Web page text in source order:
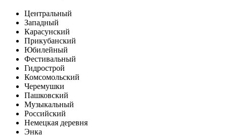
Центральный
Западный
Карасунский
Прикубанский
Юбилейный
Фестивальный
Гидрострой
Комсомольский
Черемушки
Пашковский
Музыкальный
Российский
Немецкая деревня
Энка